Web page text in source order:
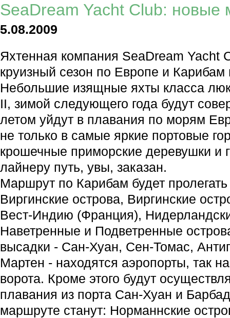
SeaDream Yacht Club:
5.08.2009
Яхтенная компания SeaDream Yacht
круизный сезон по Европе и Карибам
Небольшие изящные яхты класса
II, зимой следующего года будут
летом уйдут в плавания по морям
не только в самые яркие портовые
крошечные приморские деревушки и
лайнеру путь, увы, заказан.
Маршрут по Карибам будет
Виргинские острова, Виргинские
Вест-Индию (Франция),
Наветренные и Подветренные
высадки - Сан-Хуан, Сен-Томас,
Мартен - находятся аэропорты, так
ворота. Кроме этого будут
плавания из порта Сан-Хуан и
маршруте станут: Норманнские